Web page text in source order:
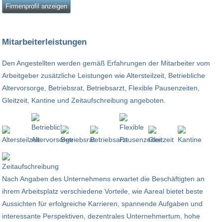
Firmenprofil anzeigen
Mitarbeiterleistungen
Den Angestellten werden gemäß Erfahrungen der Mitarbeiter vom
Arbeitgeber zusätzliche Leistungen wie Altersteilzeit, Betriebliche
Altervorsorge, Betriebsrat, Betriebsarzt, Flexible Pausenzeiten,
Gleitzeit, Kantine und Zeitaufschreibung angeboten.
Nach Angaben des Unternehmens erwartet die Beschäftigten an
ihrem Arbeitsplatz verschiedene Vorteile, wie Aareal bietet beste
Aussichten für erfolgreiche Karrieren, spannende Aufgaben und
interessante Perspektiven, dezentrales Unternehmertum, hohe